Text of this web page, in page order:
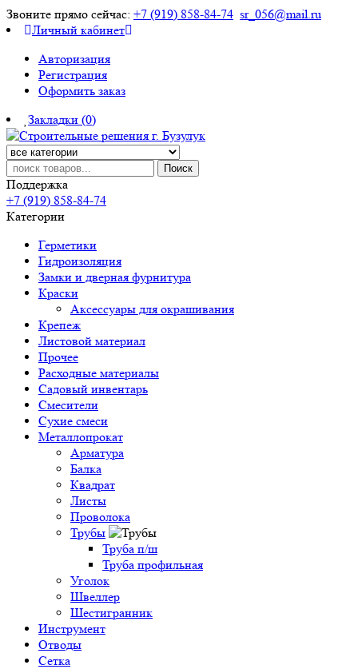
Звоните прямо сейчас: +7 (919) 858-84-74 sr_056@mail.ru
Личный кабинет
Авторизация
Регистрация
Оформить заказ
Закладки (0)
Поиск
Поддержка
+7 (919) 858-84-74
Категории
Герметики
Гидроизоляция
Замки и дверная фурнитура
Краски
Аксессуары для окрашивания
Крепеж
Листовой материал
Прочее
Расходные материалы
Садовый инвентарь
Смесители
Сухие смеси
Металлопрокат
Арматура
Балка
Квадрат
Листы
Проволока
Трубы
Труба п/ш
Труба профильная
Уголок
Швеллер
Шестигранник
Инструмент
Отводы
Сетка